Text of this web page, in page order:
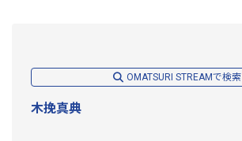
OMATSURI STREAMで検索
木挽真典